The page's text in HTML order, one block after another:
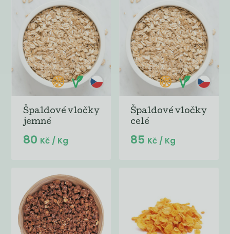
Špaldové vločky
jemné
80 Kč / Kg
Špaldové vločky
celé
85 Kč / Kg